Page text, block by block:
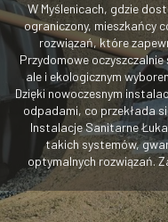
W Myślenicach, gdzie
ograniczony, mieszkańcy
rozwiązań, które
Przydomowe
ale i ekologicznym
Dzięki nowoczesnym
odpadami, co przekłada
Instalacje Sanitarne
takich systemów,
optymalnych rozwiązań.